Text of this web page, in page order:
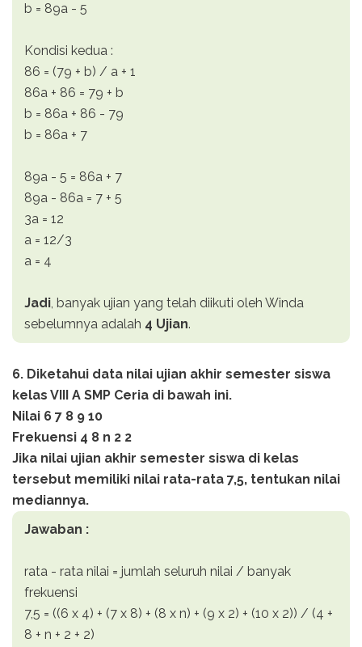
b = 89a - 5
Kondisi kedua :
86 = (79 + b) / a + 1
86a + 86 = 79 + b
b = 86a + 86 - 79
b = 86a + 7
89a - 5 = 86a + 7
89a - 86a = 7 + 5
3a = 12
a = 12/3
a = 4
Jadi, banyak ujian yang telah diikuti oleh Winda
sebelumnya adalah 4 Ujian.
6. Diketahui data nilai ujian akhir semester siswa
kelas VIII A SMP Ceria di bawah ini.
Nilai 6 7 8 9 10
Frekuensi 4 8 n 2 2
Jika nilai ujian akhir semester siswa di kelas
tersebut memiliki nilai rata-rata 7,5, tentukan nilai
mediannya.
Jawaban :
rata - rata nilai = jumlah seluruh nilai / banyak
frekuensi
7,5 = ((6 x 4) + (7 x 8) + (8 x n) + (9 x 2) + (10 x 2)) / (4 +
8 + n + 2 + 2)